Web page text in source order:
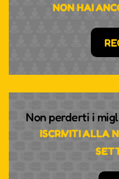
NON HAI
Non perderti i
ISCRIVITI ALLA